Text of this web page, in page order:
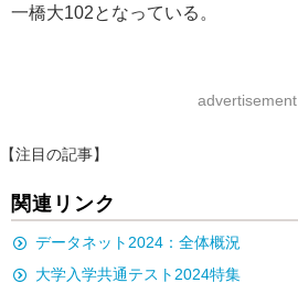
一橋大102となっている。
advertisement
【注目の記事】
関連リンク
データネット2024：全体概況
大学入学共通テスト2024特集